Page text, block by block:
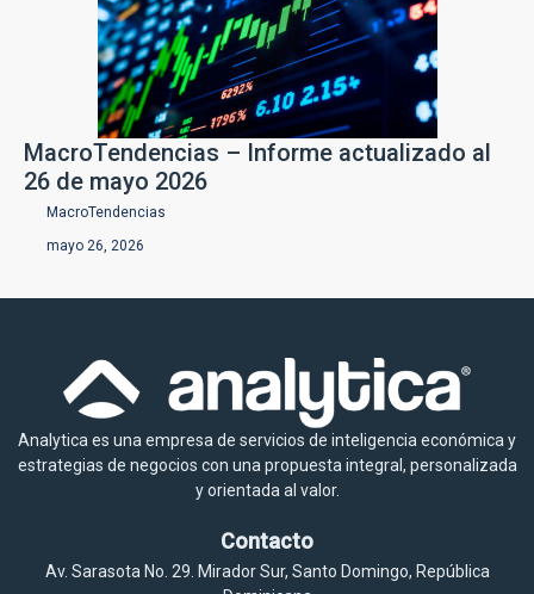
MacroTendencias – Informe actualizado al
26 de mayo 2026
MacroTendencias
mayo 26, 2026
Analytica es una empresa de servicios de inteligencia económica y
estrategias de negocios con una propuesta integral, personalizada
y orientada al valor.
Contacto
Av. Sarasota No. 29. Mirador Sur, Santo Domingo, República